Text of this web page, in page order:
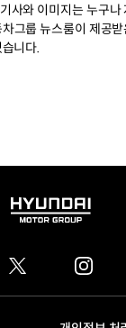
사와 이미지는 누구나
그룹 뉴스룸이 제공
니다.
HYUNDAI
GROUP
twitter